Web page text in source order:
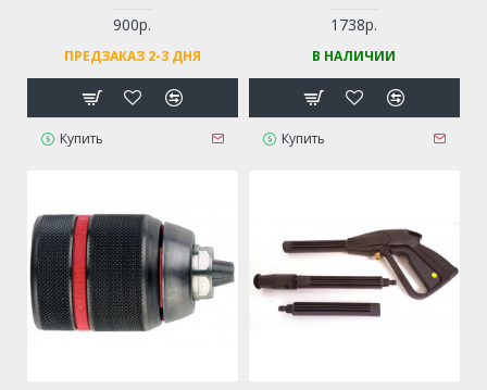
СМ3, 56 СМ3, 62 СМ3
(ДВИГАТЕЛЬ 1E40F, 1E44F, 2-
Х ТАКТНЫЙ)
900р.
ПРЕДЗАКАЗ 2-3 ДНЯ
Купить
ПРОФЕССИОНАЛЬНЫЙ
БЫСТРОЗАЖИМНОЙ С
ТРЕЩЕТКОЙ
1738р.
В НАЛИЧИИ
Купить